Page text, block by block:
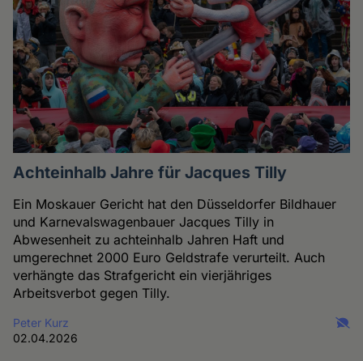
Achteinhalb Jahre für Jacques Tilly
Ein Moskauer Gericht hat den Düsseldorfer Bildhauer
und Karnevalswagenbauer Jacques Tilly in
Abwesenheit zu achteinhalb Jahren Haft und
umgerechnet 2000 Euro Geldstrafe verurteilt. Auch
verhängte das Strafgericht ein vierjähriges
Arbeitsverbot gegen Tilly.
Peter Kurz
02.04.2026